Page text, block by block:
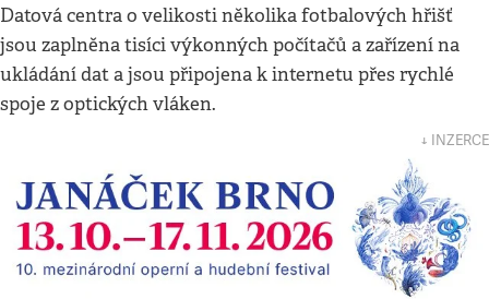
Datová centra o velikosti několika fotbalových hřišť
jsou zaplněna tisíci výkonných počítačů a zařízení na
ukládání dat a jsou připojena k internetu přes rychlé
spoje z optických vláken.
↓ INZERCE